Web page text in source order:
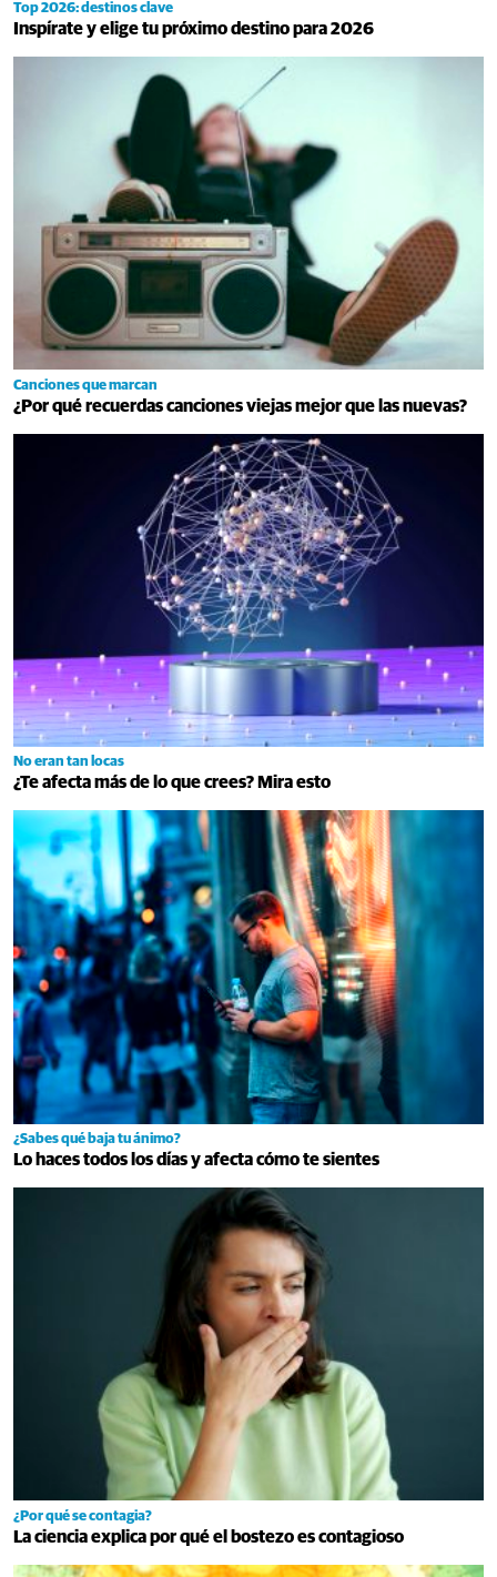
Top 2026: destinos clave
Inspírate y elige tu próximo destino para 2026
Canciones que marcan
¿Por qué recuerdas canciones viejas mejor que las nuevas?
No eran tan locas
¿Te afecta más de lo que crees? Mira esto
¿Sabes qué baja tu ánimo?
Lo haces todos los días y afecta cómo te sientes
¿Por qué se contagia?
La ciencia explica por qué el bostezo es contagioso